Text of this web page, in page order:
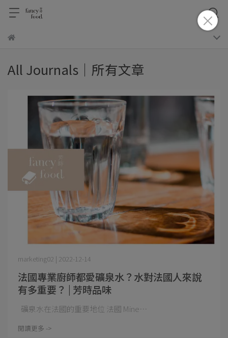
All Journals｜所有文章
法國專業廚師都愛礦泉水？水對法國人來說
有多重要？ | 芳時品味
marketing02 | 2022-12-14
礦泉水在法國的重要地位 法國 Mine⋯
閱讀更多 ->